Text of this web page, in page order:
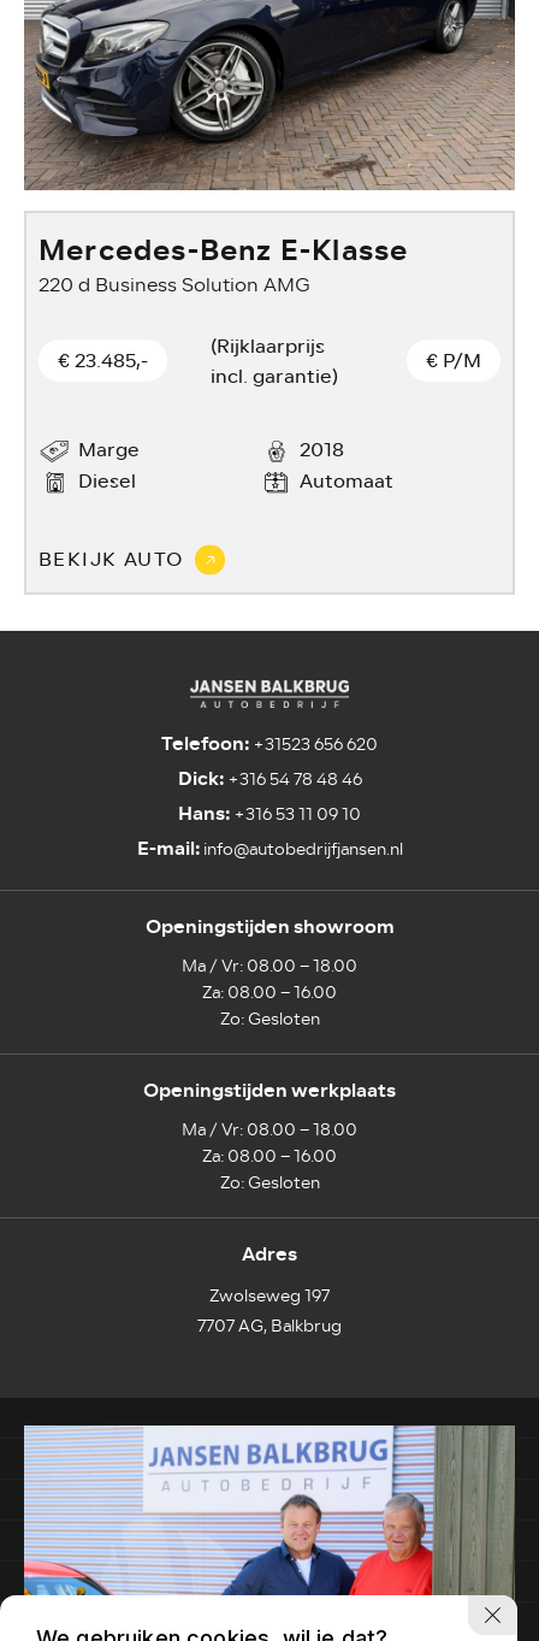
Mercedes-Benz E-Klasse
220 d Business Solution AMG
€ 23.485,-
(Rijklaarprijs
incl. garantie)
€ P/M
Marge
2018
Diesel
Automaat
BEKIJK AUTO
Telefoon: +31523 656 620
Dick:+316 54 78 48 46
Hans: +316 53 11 09 10
E-mail:info@autobedrijfjansen.nl
Openingstijden showroom
Ma / Vr: 08.00 – 18.00
Za: 08.00 – 16.00
Zo: Gesloten
Openingstijden werkplaats
Ma / Vr: 08.00 – 18.00
Za: 08.00 – 16.00
Zo: Gesloten
Adres
Zwolseweg 197
7707 AG, Balkbrug